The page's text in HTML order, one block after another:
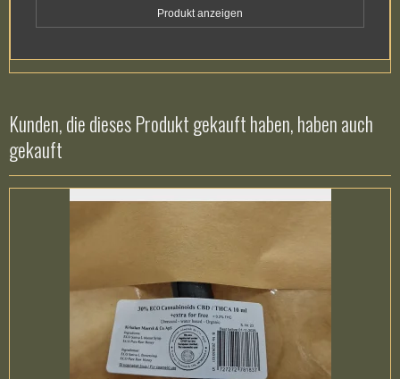
Produkt anzeigen
Kunden, die dieses Produkt gekauft haben, haben auch
gekauft